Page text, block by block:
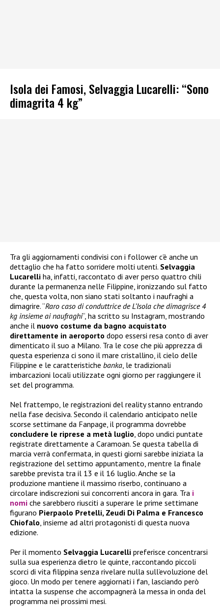
Isola dei Famosi, Selvaggia Lucarelli: “Sono
dimagrita 4 kg”
Tra gli aggiornamenti condivisi con i follower c’è anche un
dettaglio che ha fatto sorridere molti utenti. Selvaggia
Lucarelli ha, infatti, raccontato di aver perso quattro chili
durante la permanenza nelle Filippine, ironizzando sul fatto
che, questa volta, non siano stati soltanto i naufraghi a
dimagrire. “Raro caso di conduttrice de L’Isola che dimagrisce 4
kg insieme ai naufraghi“, ha scritto su Instagram, mostrando
anche il nuovo costume da bagno acquistato
direttamente in aeroporto dopo essersi resa conto di aver
dimenticato il suo a Milano. Tra le cose che più apprezza di
questa esperienza ci sono il mare cristallino, il cielo delle
Filippine e le caratteristiche banka, le tradizionali
imbarcazioni locali utilizzate ogni giorno per raggiungere il
set del programma.
Nel frattempo, le registrazioni del reality stanno entrando
nella fase decisiva. Secondo il calendario anticipato nelle
scorse settimane da Fanpage, il programma dovrebbe
concludere le riprese a metà luglio, dopo undici puntate
registrate direttamente a Caramoan. Se questa tabella di
marcia verrà confermata, in questi giorni sarebbe iniziata la
registrazione del settimo appuntamento, mentre la finale
sarebbe prevista tra il 13 e il 16 luglio. Anche se la
produzione mantiene il massimo riserbo, continuano a
circolare indiscrezioni sui concorrenti ancora in gara. Tra i
nomi che sarebbero riusciti a superare le prime settimane
figurano Pierpaolo Pretelli, Zeudi Di Palma e Francesco
Chiofalo, insieme ad altri protagonisti di questa nuova
edizione.
Per il momento Selvaggia Lucarelli preferisce concentrarsi
sulla sua esperienza dietro le quinte, raccontando piccoli
scorci di vita filippina senza rivelare nulla sull’evoluzione del
gioco. Un modo per tenere aggiornati i fan, lasciando però
intatta la suspense che accompagnerà la messa in onda del
programma nei prossimi mesi.